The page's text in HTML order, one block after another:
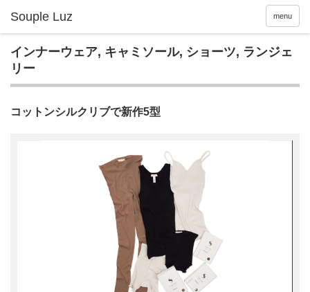
menu
インナーウェア, キャミソール, ショーツ, ランジェ
リー
コットンシルクリブで新作5型